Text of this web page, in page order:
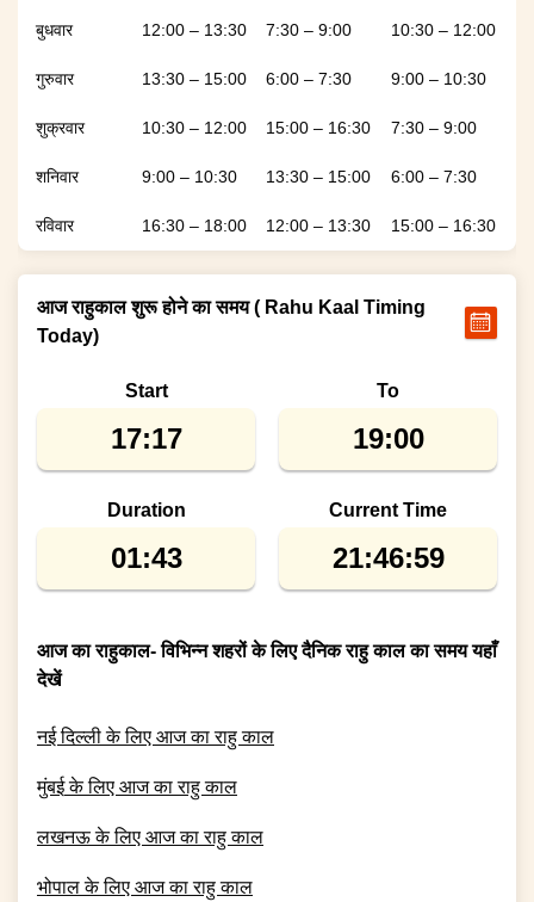
बुधवार 12:00 – 13:30 7:30 – 9:00 10:30 – 12:00
गुरुवार 13:30 – 15:00 6:00 – 7:30 9:00 – 10:30
शुक्रवार 10:30 – 12:00 15:00 – 16:30 7:30 – 9:00
शनिवार 9:00 – 10:30 13:30 – 15:00 6:00 – 7:30
रविवार 16:30 – 18:00 12:00 – 13:30 15:00 – 16:30
आज राहुकाल शुरू होने का समय ( Rahu Kaal Timing
Today)
Start
17:17
To
19:00
Duration
01:43
Current Time
21:46:59
आज का राहुकाल- विभिन्न शहरों के लिए दैनिक राहु काल का समय यहाँ
देखें
नई दिल्लीके लिए आज का राहु काल
मुंबईके लिए आज का राहु काल
लखनऊके लिए आज का राहु काल
भोपालके लिए आज का राहु काल